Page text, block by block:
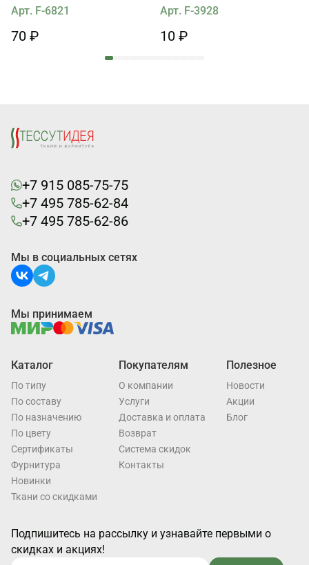
Арт. F-6821
70 ₽
ободком
Арт. F-3928
10 ₽
+7 915 085-75-75
+7 495 785-62-84
+7 495 785-62-86
Каталог
По типу
По составу
По назначению
По цвету
Cертификаты
Фурнитура
Новинки
Ткани со скидками
Покупателям
О компании
Услуги
Доставка и оплата
Возврат
Система скидок
Контакты
Полезное
Новости
Акции
Блог
Подпишитесь на рассылку и узнавайте первыми о
скидках и акциях!
Мы в социальных сетях
Мы принимаем